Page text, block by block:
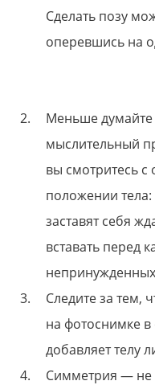
Сделать позу
оперевшись на
Меньше
мыслительный
вы смотритесь с
положении тела:
заставят себя
вставать перед
Следите за тем,
на фотоснимке
добавляет телу
Симметрия — не